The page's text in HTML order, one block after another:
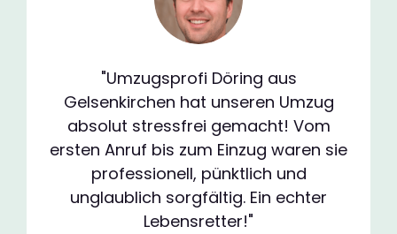
"Umzugsprofi Döring aus
Gelsenkirchen hat unseren Umzug
absolut stressfrei gemacht! Vom
ersten Anruf bis zum Einzug waren sie
professionell, pünktlich und
unglaublich sorgfältig. Ein echter
Lebensretter!"